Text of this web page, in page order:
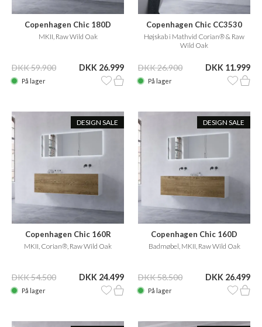
Copenhagen Chic 180D
MKII, Raw Wild Oak
DKK 59.900 DKK 26.999
På lager
Copenhagen Chic CC3530
Højskab i Mathvid Corian® & Raw
Wild Oak
DKK 26.900 DKK 11.999
På lager
DESIGN SALE
Copenhagen Chic 160R
MKII, Corian®, Raw Wild Oak
DKK 54.500 DKK 24.499
På lager
DESIGN SALE
Copenhagen Chic 160D
Badmøbel, MKII, Raw Wild Oak
DKK 58.500 DKK 26.499
På lager